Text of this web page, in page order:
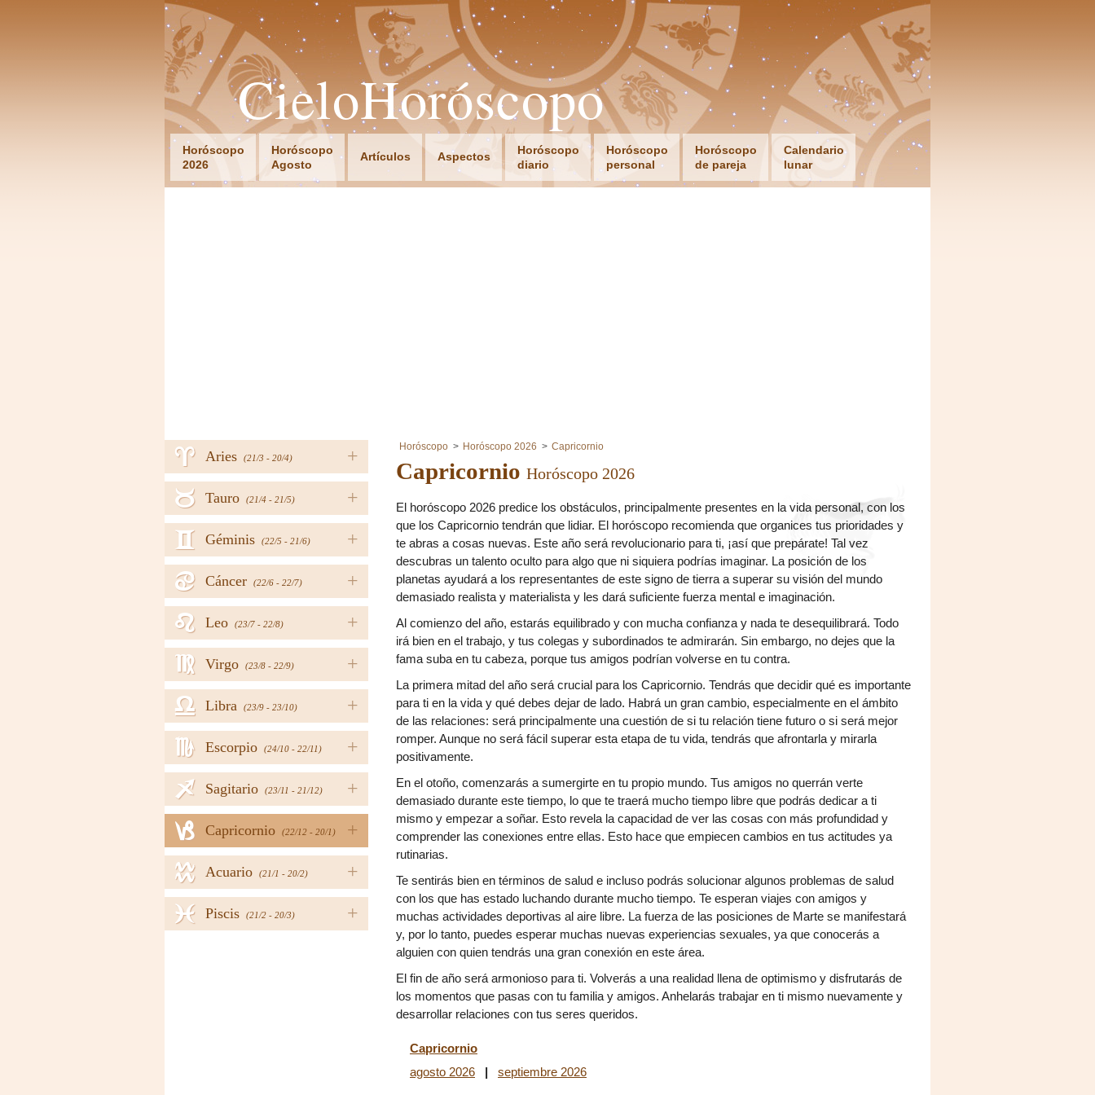
CieloHoróscopo
Horóscopo
2026
Horóscopo
Agosto
Artículos Aspectos
Horóscopo
diario
Horóscopo
personal
Horóscopo
de pareja
Calendario
lunar
+
Aries (21/3 - 20/4)
a
+
Tauro (21/4 - 21/5)
b
+
Géminis (22/5 - 21/6)
c
+
Cáncer (22/6 - 22/7)
d
+
Leo (23/7 - 22/8)
e
+
Virgo (23/8 - 22/9)
f
+
Libra (23/9 - 23/10)
g
+
Escorpio (24/10 - 22/11)
h
+
Sagitario (23/11 - 21/12)
i
+
Capricornio (22/12 - 20/1)
j
+
Acuario (21/1 - 20/2)
k
+
Piscis (21/2 - 20/3)
l
Horóscopo Horóscopo 2026 Capricornio
Capricornio Horóscopo 2026
El horóscopo 2026 predice los obstáculos, principalmente presentes en la vida personal, con los
que los Capricornio tendrán que lidiar. El horóscopo recomienda que organices tus prioridades y
te abras a cosas nuevas. Este año será revolucionario para ti, ¡así que prepárate! Tal vez
descubras un talento oculto para algo que ni siquiera podrías imaginar. La posición de los
planetas ayudará a los representantes de este signo de tierra a superar su visión del mundo
demasiado realista y materialista y les dará suficiente fuerza mental e imaginación.
Al comienzo del año, estarás equilibrado y con mucha confianza y nada te desequilibrará. Todo
irá bien en el trabajo, y tus colegas y subordinados te admirarán. Sin embargo, no dejes que la
fama suba en tu cabeza, porque tus amigos podrían volverse en tu contra.
La primera mitad del año será crucial para los Capricornio. Tendrás que decidir qué es importante
para ti en la vida y qué debes dejar de lado. Habrá un gran cambio, especialmente en el ámbito
de las relaciones: será principalmente una cuestión de si tu relación tiene futuro o si será mejor
romper. Aunque no será fácil superar esta etapa de tu vida, tendrás que afrontarla y mirarla
positivamente.
En el otoño, comenzarás a sumergirte en tu propio mundo. Tus amigos no querrán verte
demasiado durante este tiempo, lo que te traerá mucho tiempo libre que podrás dedicar a ti
mismo y empezar a soñar. Esto revela la capacidad de ver las cosas con más profundidad y
comprender las conexiones entre ellas. Esto hace que empiecen cambios en tus actitudes ya
rutinarias.
Te sentirás bien en términos de salud e incluso podrás solucionar algunos problemas de salud
con los que has estado luchando durante mucho tiempo. Te esperan viajes con amigos y
muchas actividades deportivas al aire libre. La fuerza de las posiciones de Marte se manifestará
y, por lo tanto, puedes esperar muchas nuevas experiencias sexuales, ya que conocerás a
alguien con quien tendrás una gran conexión en este área.
El fin de año será armonioso para ti. Volverás a una realidad llena de optimismo y disfrutarás de
los momentos que pasas con tu familia y amigos. Anhelarás trabajar en ti mismo nuevamente y
desarrollar relaciones con tus seres queridos.
Capricornio
agosto 2026 | septiembre 2026